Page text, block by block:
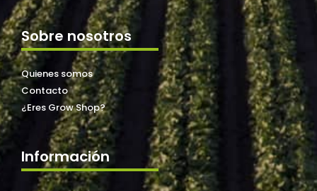
Sobre nosotros
Quienes somos
Contacto
¿Eres Grow Shop?
Información